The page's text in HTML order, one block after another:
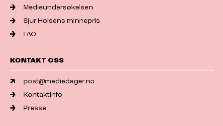
Medieundersøkelsen
Sjur Holsens minnepris
FAQ
KONTAKT OSS
post@mediedager.no
Kontaktinfo
Presse